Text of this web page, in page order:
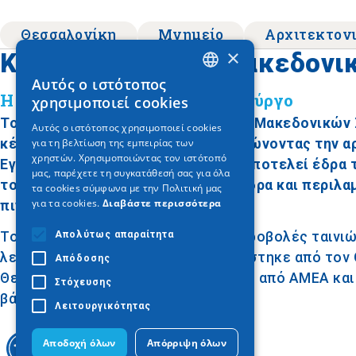
Θεσσαλονίκη Μνημείο
Κτίριο Εταιρείας
Η καλύτερη θέα στον Λευκό Πύργο
Το επιβλητικό κτίριο της Εταιρείας
κέντρο της Θεσσαλονίκης, ολοκληρώνοντας την
Εγκαινιάστηκε το 1962 και έκτοτε αποτελεί
του αρχιτέκτονα Βασίλειου Κασσάνδρα και
πινακοθήκη.
Το κτίριο φιλοξενεί παραστάσεις, προβολές
λευκωμάτων και συνέδρια. Ανακαινίστηκε από
Θεσσαλονίκη 1997, είναι προσβάσιμο από ΑΜΕΑ
βάση το Κρατικό Θέατρο.
×
Αυτός ο ιστότοπος
χρησιμοποιεί cookies
Αυτός ο ιστότοπος χρησιμοποιεί cookies
για τη βελτίωση της εμπειρίας των
χρηστών. Χρησιμοποιώντας τον ιστότοπό
μας, παρέχετε τη συγκατάθεσή σας για όλα
τα cookies σύμφωνα με την Πολιτική μας
για τα cookies. Διαβάστε περισσότερα
Απολύτως απαραίτητα
Απόδοσης
Στόχευσης
Λειτουργικότητας
Αποδοχή όλων Απόρριψη όλων